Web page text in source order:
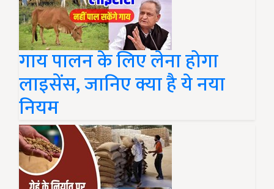
गाय पालन के लिए लेना होगा
लाइसेंस, जानिए क्या है ये नया
नियम